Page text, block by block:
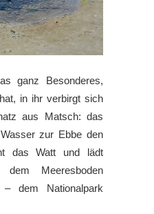
ganz Besonderes,
in ihr verbirgt sich
aus Matsch: das
zur Ebbe den
das Watt und lädt
Meeresboden
dem Nationalpark